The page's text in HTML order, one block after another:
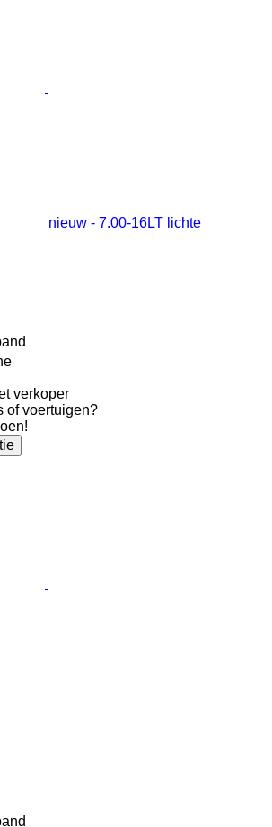
nieuw - 7.00-16LT lichte
verkoper
of voertuigen?